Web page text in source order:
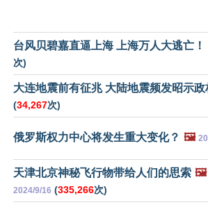
台风贝碧嘉直逼上海 上海万人大逃亡！
次)
大连地震前有征兆 大陆地震频发昭示政
(34,267次)
俄罗斯权力中心将发生重大变化？ 🖼️
天津北京神秘飞行物带给人们的思索 🖼️
2024/9/16 (335,266次)